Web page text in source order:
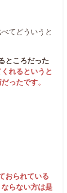
てどういうと
ところだった
れるというと
ったです。
おられている
らない方は是